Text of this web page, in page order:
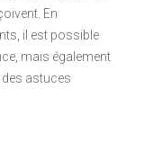
En
il est possible
mais également
astuces